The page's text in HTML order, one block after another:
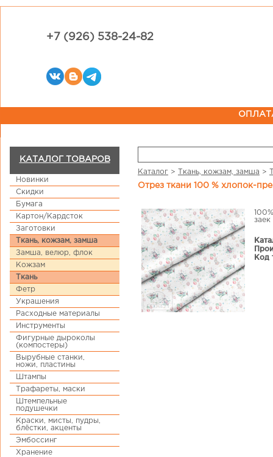
+7 (926) 538-24-82
КАТАЛОГ ТОВАРОВ
Новинки
Скидки
Бумага
Картон/Кардсток
Заготовки
Ткань, кожзам, замша
Замша, велюр, флок
Кожзам
Ткань
Фетр
Украшения
Расходные материалы
Инструменты
Фигурные дыроколы
(компостеры)
Вырубные станки,
ножи, пластины
Штампы
Трафареты, маски
Штемпельные
подушечки
Краски, мисты, пудры,
блёстки, акценты
Эмбоссинг
Хранение
Каталог > Ткань, кожзам, замша >
Отрез ткани 100 % хлопок-
Код